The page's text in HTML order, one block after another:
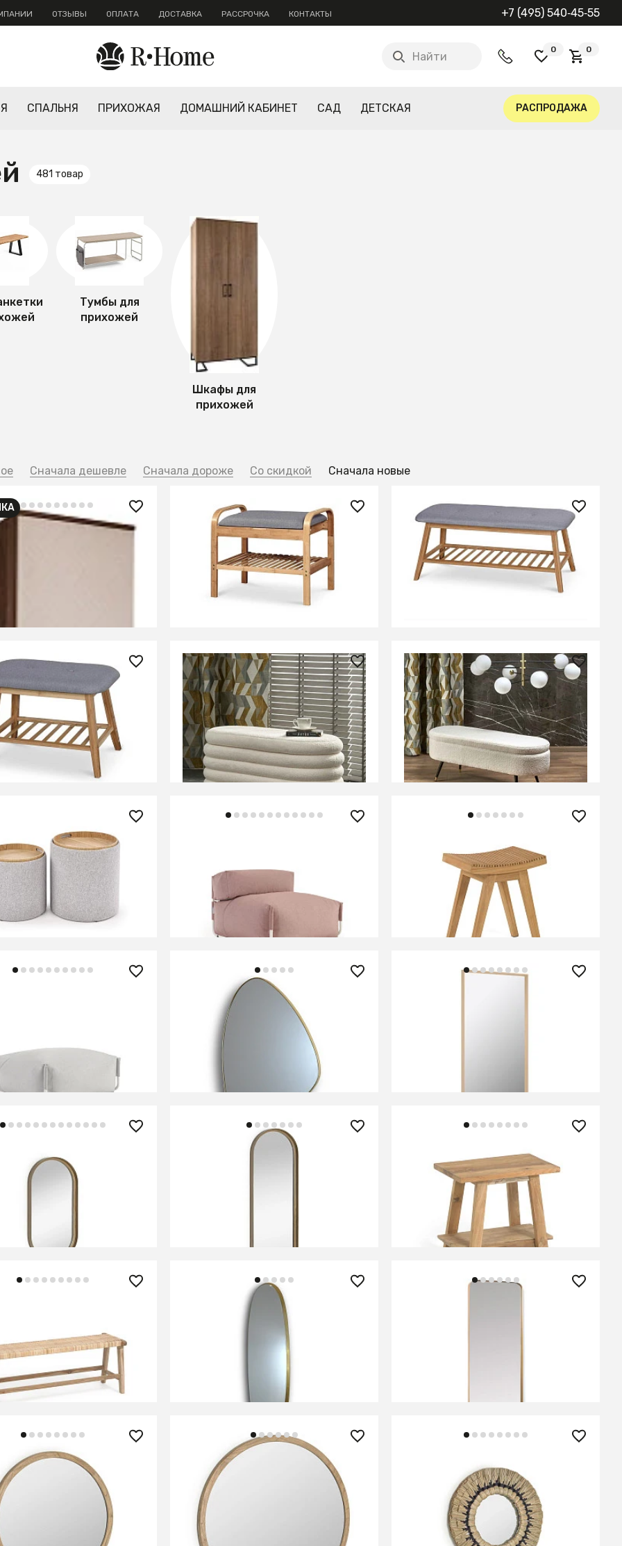
ОТЗЫВЫ ОПЛАТА ДОСТАВКА РАССРОЧКА КОНТАКТЫ +7 (495) 540‑45‑55
Найти
0 0
СПАЛЬНЯ ПРИХОЖАЯ ДОМАШНИЙ КАБИНЕТ САД ДЕТСКАЯ РАСПРОДАЖА
481 товар
Тумбы для
прихожей
Шкафы для
прихожей
Сначала дешевле Сначала дороже Со скидкой Сначала новые
9 990 ₽
Полка для обуви Halmar ST-12
В КОРЗИНУ
8 710 ₽
Полка для обуви Halmar ST-15
₽
обуви Halmar ST-14
26 380 ₽
Скамья Halmar BLISS (кремовый)
СООБЩИТЬ О ПОСТУПЛЕНИИ
Временно отсутствует
22 050 ₽
Скамья Halmar AVEIRO (кремовый)
В КОРЗИНУ
Halmar AVIKO, 2 пуфа
серый)
О ПОСТУПЛЕНИИ
отсутствует
со спинкой
В КОРЗИНУ
Подставка для ног Vicentina из
массива тика
В КОРЗИНУ
для садового
дивана
В КОРЗИНУ
31 990 ₽
Зеркало треугольное Orio 84х55
золото
СООБЩИТЬ О ПОСТУПЛЕНИИ
Временно отсутствует
настенное Tiare
31 x 61,5 см
Подставка для ног Safara из
переработанного тика 50 x 32 см
СООБЩИТЬ О ПОСТУПЛЕНИИ
Временно отсутствует
О ПОСТУПЛЕНИИ
отсутствует
Зеркало Aries овальное 136x36
СООБЩИТЬ О ПОСТУПЛЕНИИ
Временно отсутствует
₽
зеркало Alum из массива
см
О ПОСТУПЛЕНИИ
отсутствует
54 990 ₽
Круглое зеркало Alum из массива
минди 100 см
Круглое зеркало Akila из
натуральных зеленых волокон 40
В КОРЗИНУ